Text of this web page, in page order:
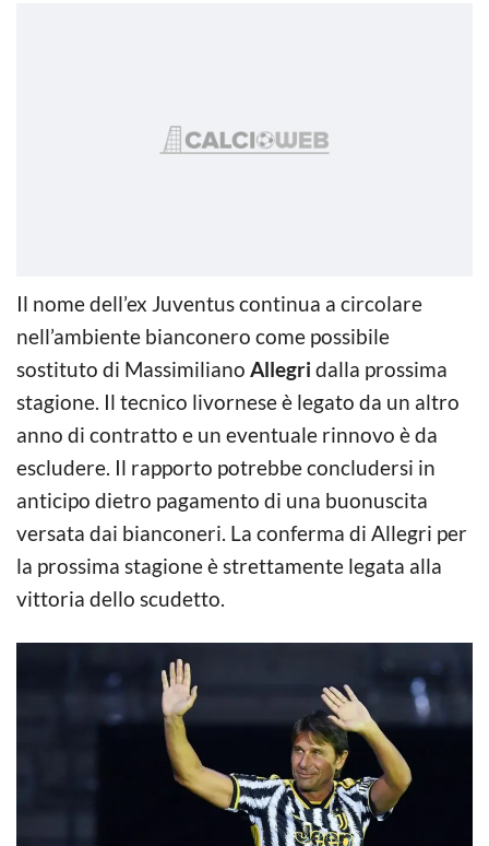
Il nome dell’ex Juventus continua a circolare
nell’ambiente bianconero come possibile
sostituto di Massimiliano Allegri dalla prossima
stagione. Il tecnico livornese è legato da un altro
anno di contratto e un eventuale rinnovo è da
escludere. Il rapporto potrebbe concludersi in
anticipo dietro pagamento di una buonuscita
versata dai bianconeri. La conferma di Allegri per
la prossima stagione è strettamente legata alla
vittoria dello scudetto.